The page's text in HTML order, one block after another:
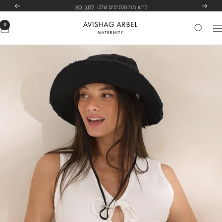
הקודם לרשימת הסניפים שלנו לחצי כאן הבא
ניווט
Avishag
0